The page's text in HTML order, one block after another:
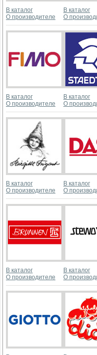
В каталог
О производителе
В каталог
О
В каталог
О производителе
В каталог
О
В каталог
О производителе
В каталог
О
В каталог
О производителе
В каталог
О